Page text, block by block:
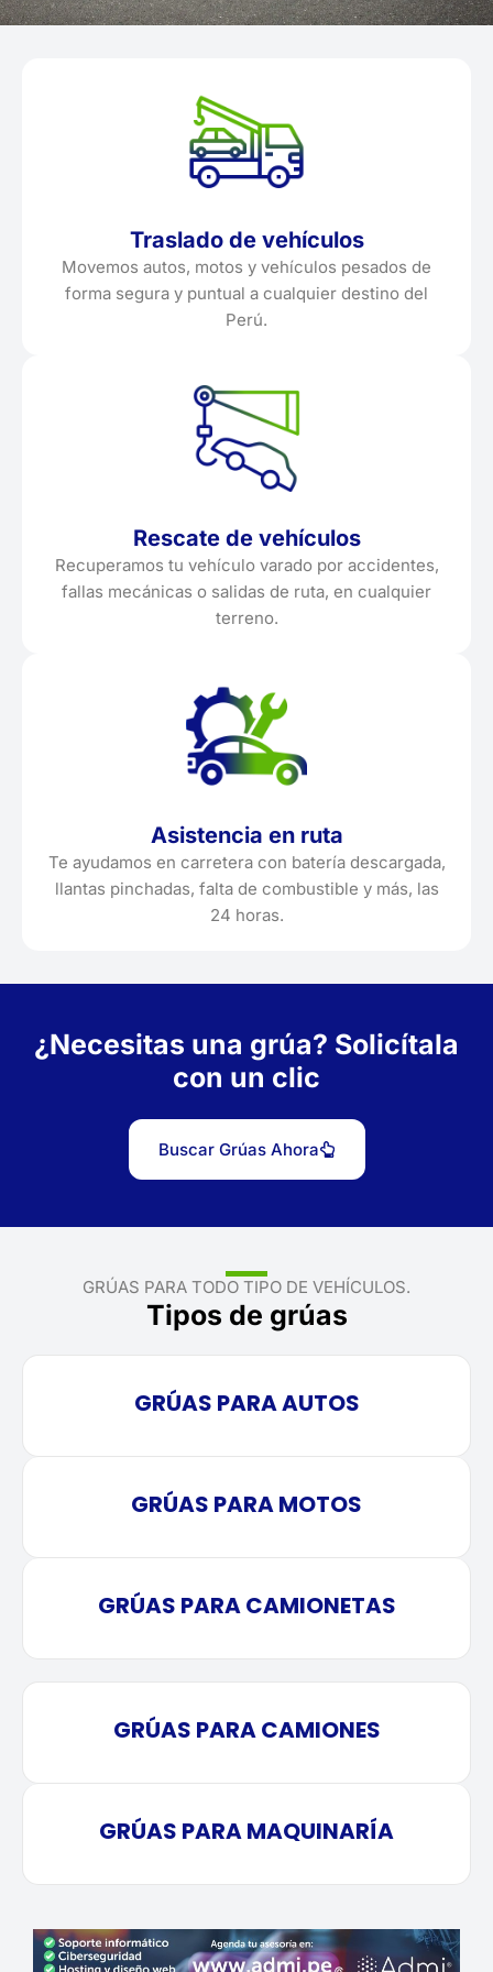
Traslado de vehículos
Movemos autos, motos y vehículos pesados de
forma segura y puntual a cualquier destino del
Perú.
Rescate de vehículos
Recuperamos tu vehículo varado por accidentes,
fallas mecánicas o salidas de ruta, en cualquier
terreno.
Asistencia en ruta
Te ayudamos en carretera con batería descargada,
llantas pinchadas, falta de combustible y más, las
24 horas.
¿Necesitas una grúa? Solicítala
con un clic
Buscar Grúas Ahora
GRÚAS PARA TODO TIPO DE VEHÍCULOS.
Tipos de grúas
GRÚAS PARA AUTOS
GRÚAS PARA MOTOS
GRÚAS PARA CAMIONETAS
GRÚAS PARA CAMIONES
GRÚAS PARA MAQUINARÍA